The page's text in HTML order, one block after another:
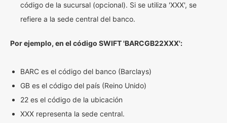
código de la sucursal (opcional). Si se utiliza 'XXX', se
refiere a la sede central del banco.
Por ejemplo, en el código SWIFT 'BARCGB22XXX':
BARC es el código del banco (Barclays)
GB es el código del país (Reino Unido)
22 es el código de la ubicación
XXX representa la sede central.